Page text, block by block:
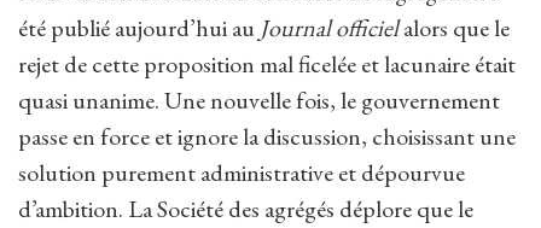
été publié aujourd’hui au Journal officielalors que le
rejet de cette proposition mal ficelée et lacunaire était
quasi unanime. Une nouvelle fois, le gouvernement
passe en force et ignore la discussion, choisissant une
solution purement administrative et dépourvue
d’ambition. La Société des agrégés déplore que le